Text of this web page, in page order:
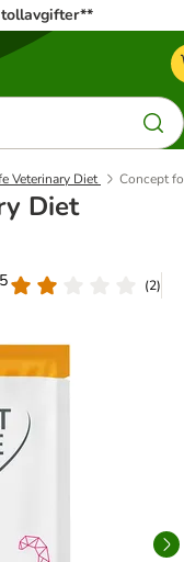
Veterinary Diet Concept
Diet
(2)